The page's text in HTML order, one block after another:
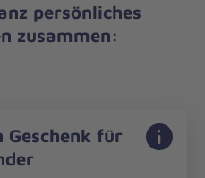
persönliches
zusammen:
Geschenk für